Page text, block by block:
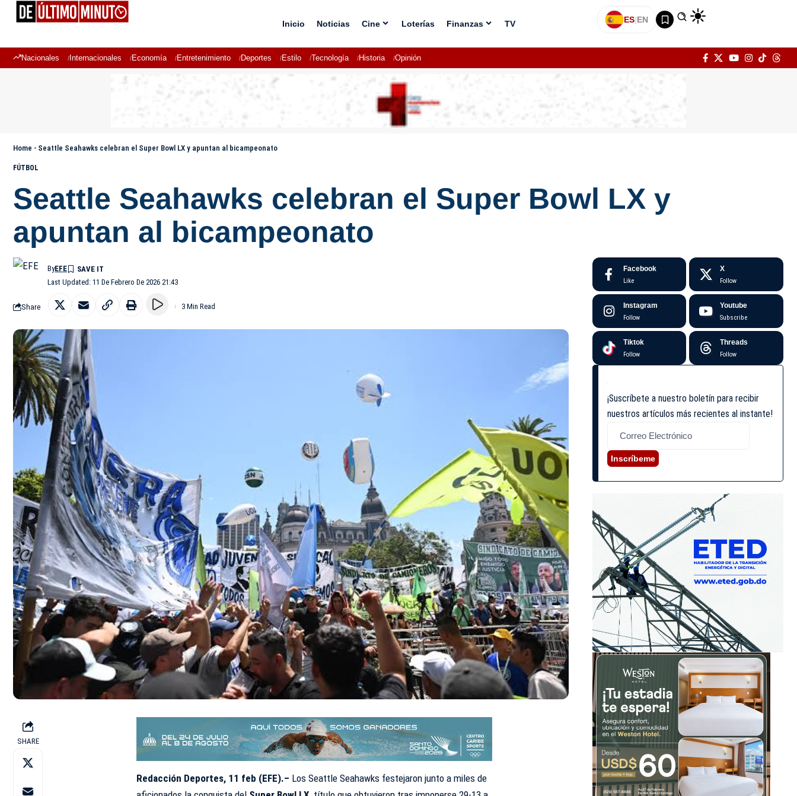
Inicio Noticias Cine Loterías Finanzas TV ES|EN
Nacionales Internacionales Economía Entretenimiento Deportes Estilo Tecnología Historia Opinión
Home - Seattle Seahawks celebran el Super Bowl LX y apuntan al bicampeonato
FÚTBOL
Seattle Seahawks celebran el Super Bowl LX y
apuntan al bicampeonato
Last Updated: 11 De Febrero De 2026 21:43
ByEFE
Share 3 Min Read
SHARE
Redacción Deportes, 11 feb (EFE).– Los Seattle Seahawks festejaron junto a miles de
Facebook
Like
X
Follow
Instagram
Follow
Youtube
Subscribe
Tiktok
Follow
Threads
Follow
¡Suscríbete a nuestro boletín para recibir
nuestros artículos más recientes al instante!
Inscríbeme